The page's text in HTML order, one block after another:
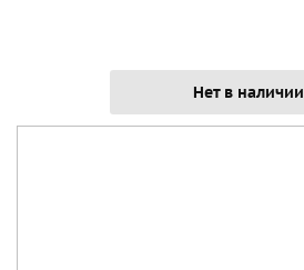
Нет в наличии